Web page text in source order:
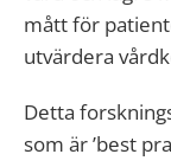
mått för
utvärdera
Detta
som är ’best